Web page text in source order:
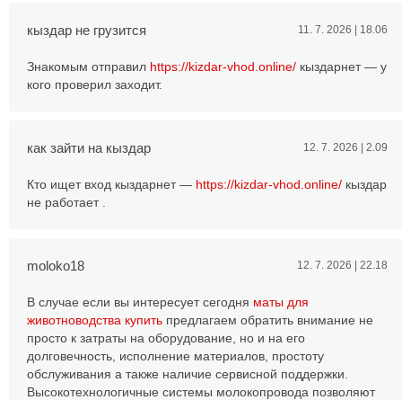
кыздар не грузится 11. 7. 2026 | 18.06
Знакомым отправил https://kizdar-vhod.online/ кыздарнет — у
кого проверил заходит.
как зайти на кыздар 12. 7. 2026 | 2.09
Кто ищет вход кыздарнет — https://kizdar-vhod.online/ кыздар
не работает .
moloko18 12. 7. 2026 | 22.18
В случае если вы интересует сегодня маты для
животноводства купить предлагаем обратить внимание не
просто к затраты на оборудование, но и на его
долговечность, исполнение материалов, простоту
обслуживания а также наличие сервисной поддержки.
Высокотехнологичные системы молокопровода позволяют